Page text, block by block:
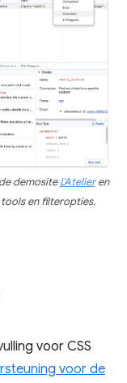
demositeL'Atelieren
en filteropties.
voor CSS
voor de